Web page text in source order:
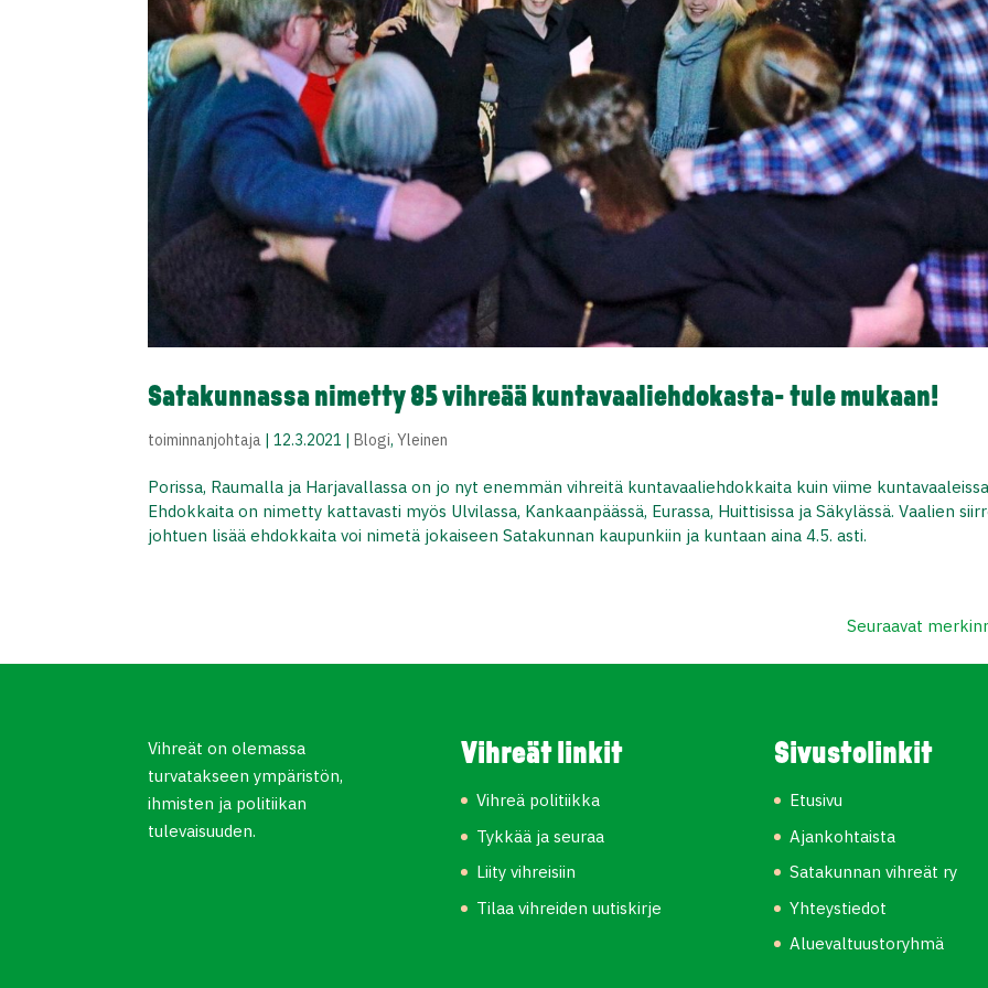
Satakunnassa nimetty 85 vihreää kuntavaaliehdokasta- tule mukaan!
toiminnanjohtaja |12.3.2021 |Blogi,Yleinen
Porissa, Raumalla ja Harjavallassa on jo nyt enemmän vihreitä kuntavaaliehdokkaita kuin viime
Ehdokkaita on nimetty kattavasti myös Ulvilassa, Kankaanpäässä, Eurassa, Huittisissa ja Säkylässä. Vaalien
johtuen lisää ehdokkaita voi nimetä jokaiseen Satakunnan kaupunkiin ja kuntaan aina 4.5. asti.
Seuraavat
Vihreät on olemassa
turvatakseen ympäristön,
ihmisten ja politiikan
tulevaisuuden.
Vihreät linkit
Vihreä politiikka
Tykkää ja seuraa
Liity vihreisiin
Tilaa vihreiden uutiskirje
Sivustolinkit
Etusivu
Ajankohtaista
Satakunnan vihreät ry
Yhteystiedot
Aluevaltuustoryhmä